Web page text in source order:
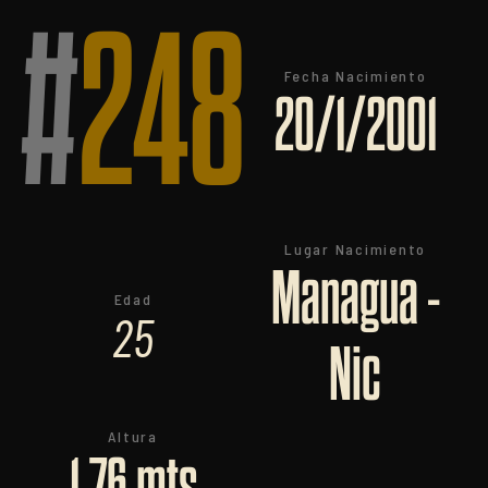
#248 Fecha Nacimiento
20/1/2001
Edad
25
Lugar Nacimiento
Managua -
Nic
Altura